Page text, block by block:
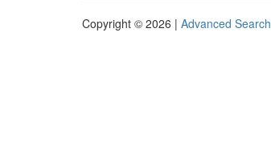
Copyright © 2026 | Advanced Search